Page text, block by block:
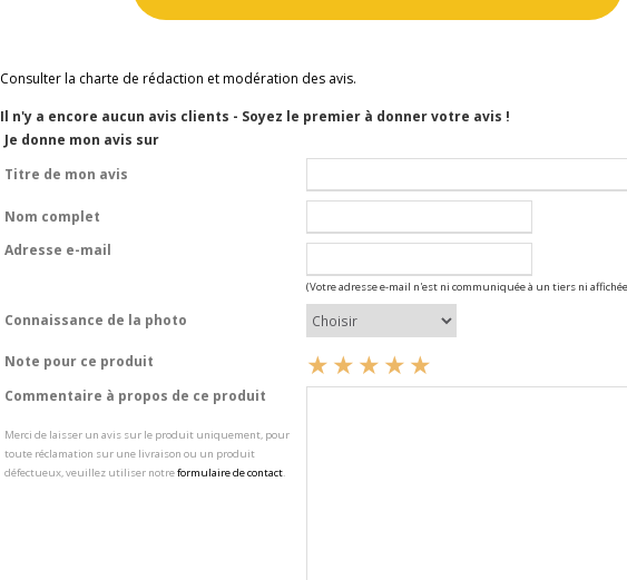
Consulter la charte de rédaction et modération des avis.
Il n'y a encore aucun avis clients - Soyez le premier à donner votre avis !
Je donne mon avis sur
Titre de mon avis
Nom complet
Adresse e-mail
(Votre adresse e-mail n'est ni communiquée à un tiers ni
Connaissance de la photo
Note pour ce produit
Commentaire à propos de ce produit
Merci de laisser un avis sur le produit uniquement, pour
toute réclamation sur une livraison ou un produit
défectueux, veuillez utiliser notreformulaire de contact.